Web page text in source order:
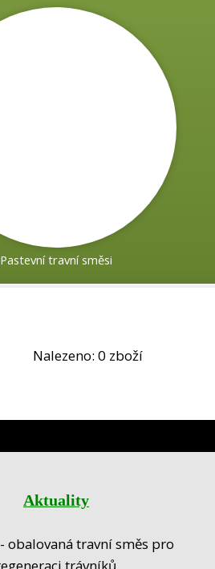
Pastevní travní směsi
Nalezeno: 0 zboží
Aktuality